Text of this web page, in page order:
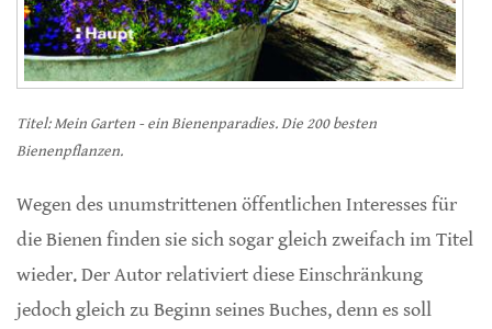
Titel: Mein Garten - ein Bienenparadies. Die 200 besten
Bienenpflanzen.
Wegen des unumstrittenen öffentlichen Interesses für
die Bienen finden sie sich sogar gleich zweifach im Titel
wieder. Der Autor relativiert diese Einschränkung
jedoch gleich zu Beginn seines Buches, denn es soll